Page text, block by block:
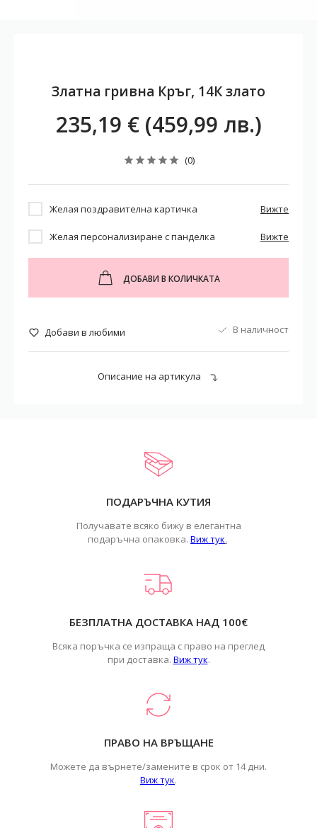
Златна гривна Кръг, 14К злато
235,19 € (459,99 лв.)
(0)
Желая поздравителна картичка Вижте
Желая персонализиране с панделка Вижте
ДОБАВИ В КОЛИЧКАТА
Добави в любими В наличност
Описание на артикула
ПОДАРЪЧНА КУТИЯ
Получавате всяко бижу в елегантна
подаръчна опаковка. Виж тук.
БЕЗПЛАТНА ДОСТАВКА НАД 100€
Всяка поръчка се изпраща с право на преглед
при доставка. Виж тук.
ПРАВО НА ВРЪЩАНЕ
Можете да върнете/замените в срок от 14 дни.
Виж тук.